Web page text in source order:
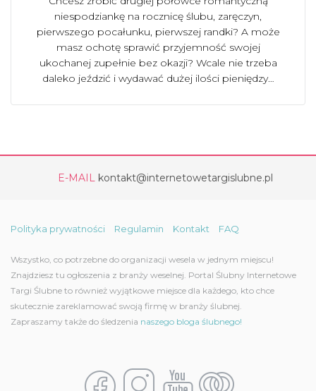
niespodziankę na rocznicę ślubu, zaręczyn,
pierwszego pocałunku, pierwszej randki? A może
masz ochotę sprawić przyjemność swojej
ukochanej zupełnie bez okazji? Wcale nie trzeba
daleko jeździć i wydawać dużej ilości pieniędzy…
E-MAIL kontakt@internetowetargislubne.pl
Polityka prywatności Regulamin Kontakt FAQ
Wszystko, co potrzebne do organizacji wesela w jednym miejscu!
Znajdziesz tu ogłoszenia z branży weselnej. Portal Ślubny Internetowe
Targi Ślubne to również wyjątkowe miejsce dla każdego, kto chce
skutecznie zareklamować swoją firmę w branży ślubnej.
Zapraszamy także do śledzenia naszego bloga ślubnego!